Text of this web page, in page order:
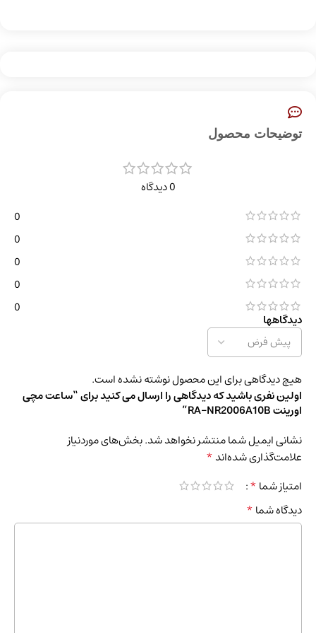
توضیحات محصول
0 دیدگاه
0
0
0
0
0
دیدگاهها
هیچ دیدگاهی برای این محصول نوشته نشده است.
اولین نفری باشید که دیدگاهی را ارسال می کنید برای “ساعت مچی
اورینت RA-NR2006A10B”
نشانی ایمیل شما منتشر نخواهد شد.بخش‌های موردنیاز
علامت‌گذاری شده‌اند*
امتیاز شما*
دیدگاه شما*